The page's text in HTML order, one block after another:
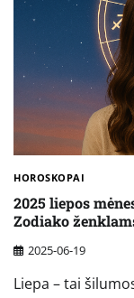
HOROSKOPAI
2025 liepos
Zodiako
2025-06-19
Liepa – tai